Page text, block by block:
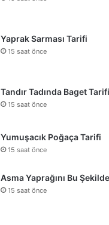
Yaprak Sarması Tarifi
15 saat önce
Tandır Tadında Baget Tarifi
15 saat önce
Yumuşacık Poğaça Tarifi
15 saat önce
Asma Yaprağını Bu
15 saat önce